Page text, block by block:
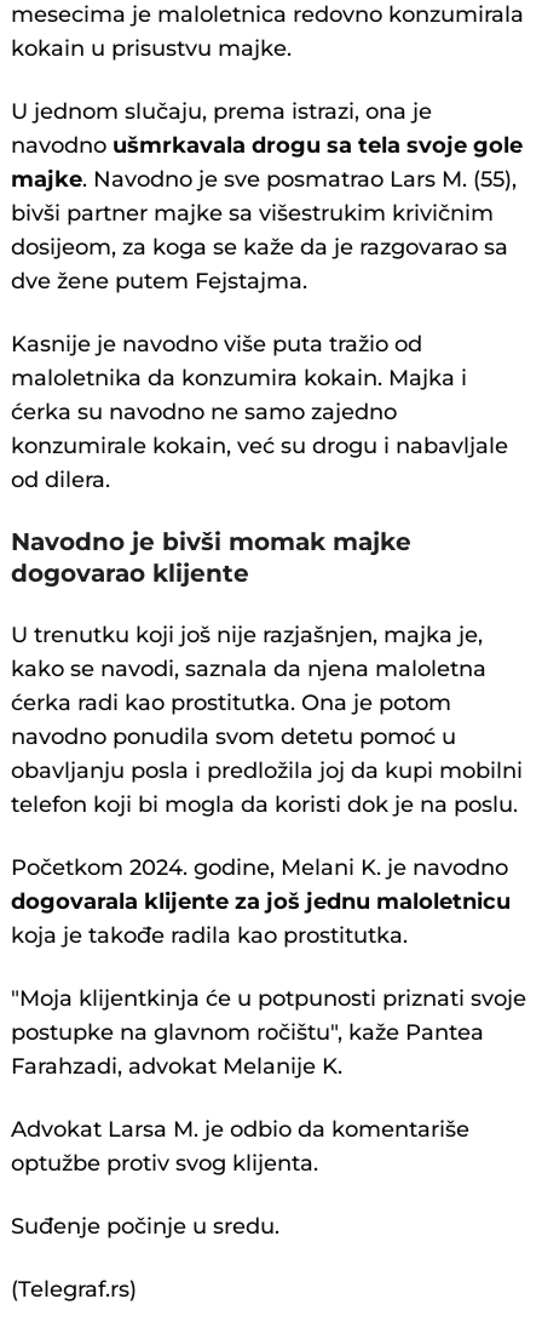
mesecima je maloletnica redovno konzumirala
kokain u prisustvu majke.
U jednom slučaju, prema istrazi, ona je
navodno ušmrkavala drogu sa tela svoje gole
majke. Navodno je sve posmatrao Lars M. (55),
bivši partner majke sa višestrukim krivičnim
dosijeom, za koga se kaže da je razgovarao sa
dve žene putem Fejstajma.
Kasnije je navodno više puta tražio od
maloletnika da konzumira kokain. Majka i
ćerka su navodno ne samo zajedno
konzumirale kokain, već su drogu i nabavljale
od dilera.
Navodno je bivši momak majke
dogovarao klijente
U trenutku koji još nije razjašnjen, majka je,
kako se navodi, saznala da njena maloletna
ćerka radi kao prostitutka. Ona je potom
navodno ponudila svom detetu pomoć u
obavljanju posla i predložila joj da kupi mobilni
telefon koji bi mogla da koristi dok je na poslu.
Početkom 2024. godine, Melani K. je navodno
dogovarala klijente za još jednu maloletnicu
koja je takođe radila kao prostitutka.
"Moja klijentkinja će u potpunosti priznati svoje
postupke na glavnom ročištu", kaže Pantea
Farahzadi, advokat Melanije K.
Advokat Larsa M. je odbio da komentariše
optužbe protiv svog klijenta.
Suđenje počinje u sredu.
(Telegraf.rs)